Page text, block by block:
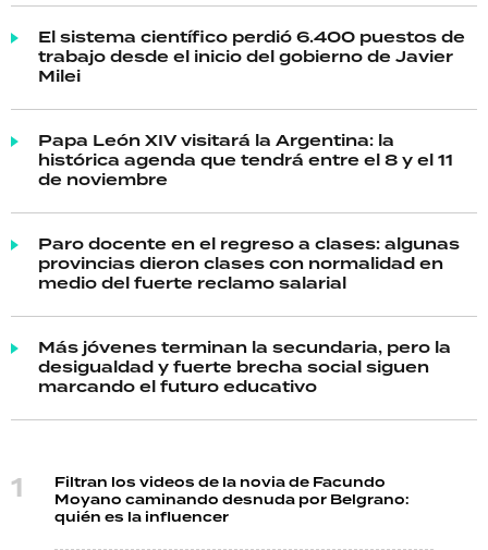
El sistema científico perdió 6.400 puestos de
trabajo desde el inicio del gobierno de Javier
Milei
Papa León XIV visitará la Argentina: la
histórica agenda que tendrá entre el 8 y el 11
de noviembre
Paro docente en el regreso a clases: algunas
provincias dieron clases con normalidad en
medio del fuerte reclamo salarial
Más jóvenes terminan la secundaria, pero la
desigualdad y fuerte brecha social siguen
marcando el futuro educativo
Filtran los videos de la novia de Facundo
Moyano caminando desnuda por Belgrano:
quién es la influencer